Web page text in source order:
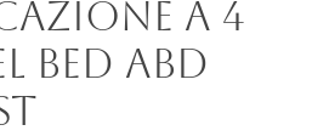
a 4
Bed abd